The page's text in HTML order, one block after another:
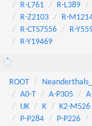
R-L761
R-L389
R-Z2103
R-
R-CTS7556
R-
R-Y19469
ROOT
A0-T
A-P305
IJK
K K2-M526
P-P284
P-P226